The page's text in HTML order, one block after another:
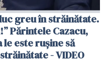
greu în străinătate.
Părintele Cazacu,
este rușine să
- VIDEO